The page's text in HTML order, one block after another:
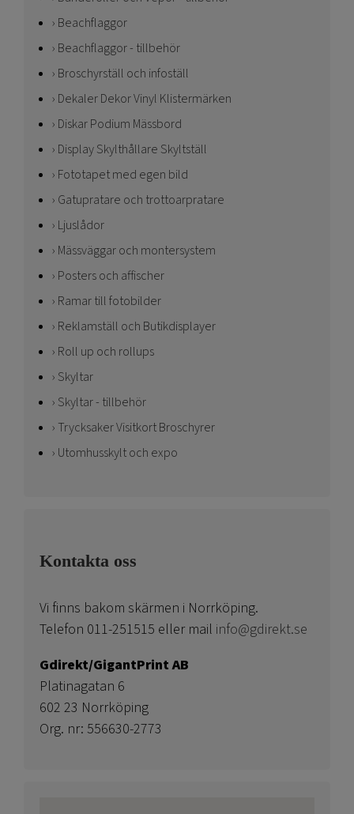
Beachflaggor
Beachflaggor - tillbehör
Broschyrställ och infoställ
Dekaler Dekor Vinyl Klistermärken
Diskar Podium Mässbord
Display Skylthållare Skyltställ
Fototapet med egen bild
Gatupratare och trottoarpratare
Ljuslådor
Mässväggar och montersystem
Posters och affischer
Ramar till fotobilder
Reklamställ och Butikdisplayer
Roll up och rollups
Skyltar
Skyltar - tillbehör
Trycksaker Visitkort Broschyrer
Utomhusskylt och expo
Kontakta oss
Vi finns bakom skärmen i Norrköping.
Telefon 011-251515 eller mail info@gdirekt.se
Gdirekt/GigantPrint AB
Platinagatan 6
602 23 Norrköping
Org. nr: 556630-2773